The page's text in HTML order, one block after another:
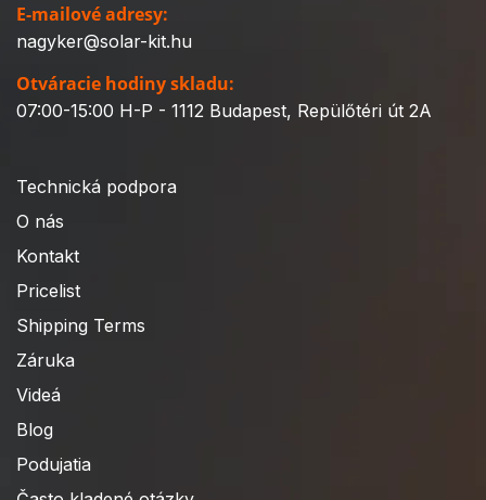
E-mailové adresy:
nagyker@solar-kit.hu
Otváracie hodiny skladu:
07:00-15:00 H-P - 1112 Budapest, Repülőtéri út 2A
Technická podpora
O nás
Kontakt
Pricelist
Shipping Terms
Záruka
Videá
Blog
Podujatia